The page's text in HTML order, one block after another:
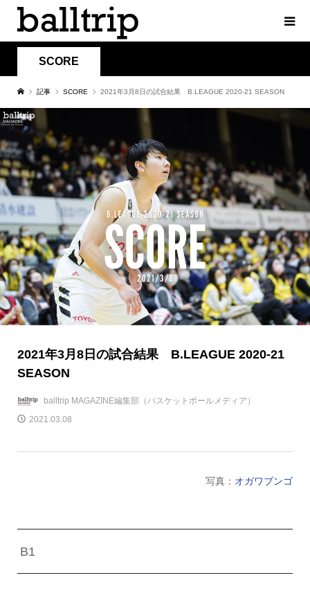
SCORE
記事 SCORE 2021年3月8日の試合結果 B.LEAGUE 2020-21 SEASON
2021年3月8日の試合結果 B.LEAGUE 2020-21
SEASON
balltrip MAGAZINE編集部（バスケットボールメディア）
2021.03.08
写真： オガワブンゴ
B1